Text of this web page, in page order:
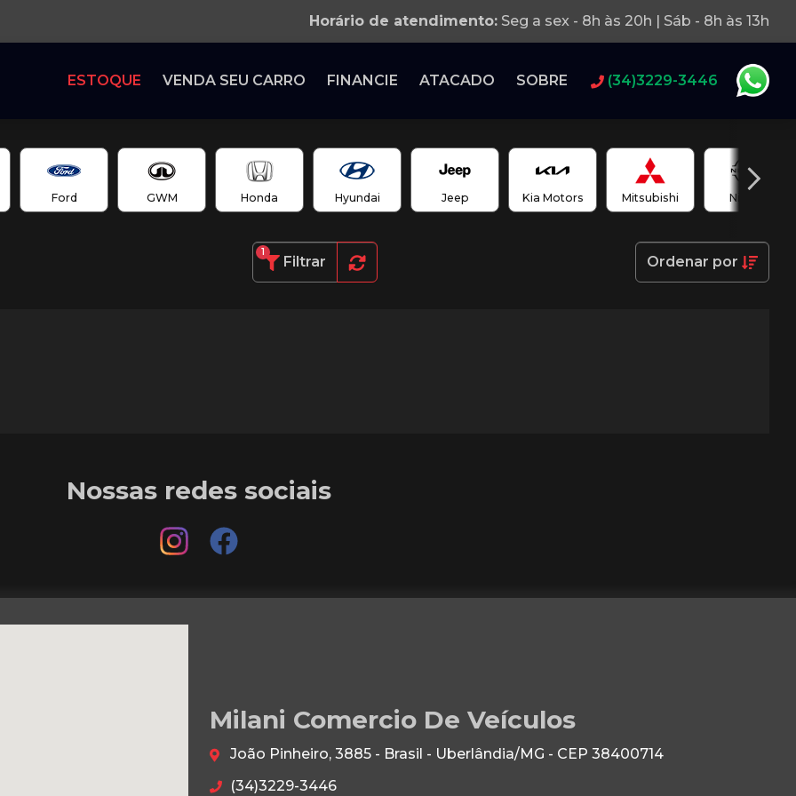
Horário de atendimento: Seg a sex - 8h às 20h | Sáb - 8h às 13h
ESTOQUE VENDA SEU CARRO FINANCIE ATACADO SOBRE (34)3229-3446
Ford GWM Honda Hyundai Jeep Kia Motors Mitsubishi Nissan
Filtrar
1
Ordenar por
Nossas redes sociais
Milani Comercio De Veículos
João Pinheiro, 3885 - Brasil - Uberlândia/MG - CEP 38400714
(34)3229-3446